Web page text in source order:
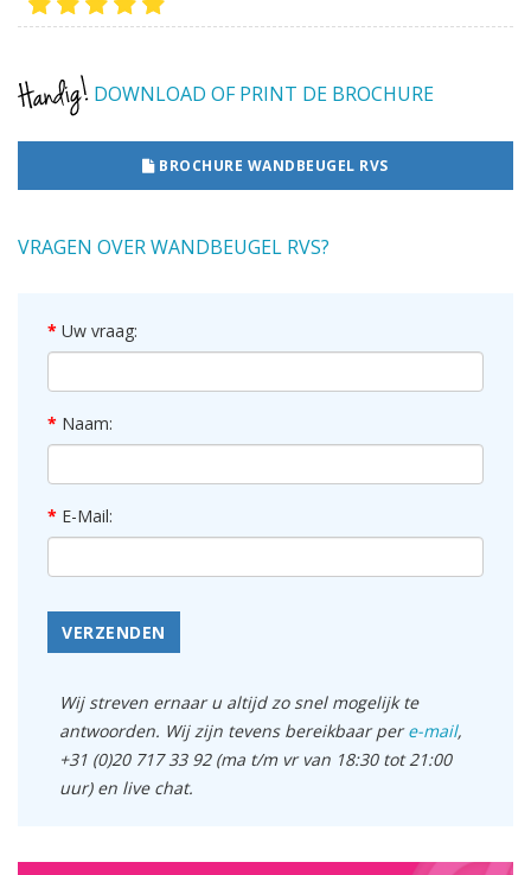
DOWNLOAD OF PRINT DE BROCHURE
BROCHURE WANDBEUGEL RVS
VRAGEN OVER WANDBEUGEL RVS?
Uw vraag:
Naam:
E-Mail:
VERZENDEN
Wij streven ernaar u altijd zo snel mogelijk te
antwoorden. Wij zijn tevens bereikbaar pere-mail,
+31 (0)20 717 33 92 (ma t/m vr van 18:30 tot 21:00
uur) en live chat.